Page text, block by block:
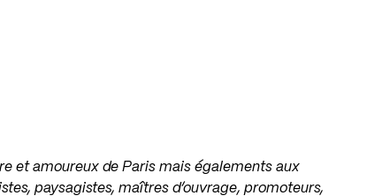
et amoureux de Paris mais égalements aux
paysagistes, maîtres d’ouvrage, promoteurs,